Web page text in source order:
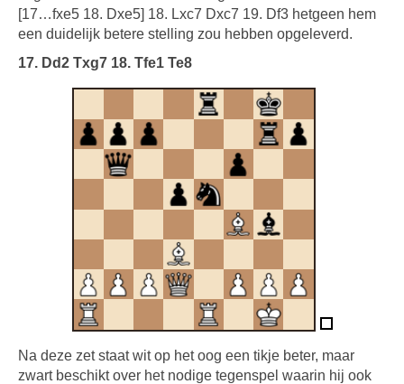
[17…fxe5 18. Dxe5] 18. Lxc7 Dxc7 19. Df3 hetgeen hem
een duidelijk betere stelling zou hebben opgeleverd.
17. Dd2 Txg7 18. Tfe1 Te8
Na deze zet staat wit op het oog een tikje beter, maar
zwart beschikt over het nodige tegenspel waarin hij ook